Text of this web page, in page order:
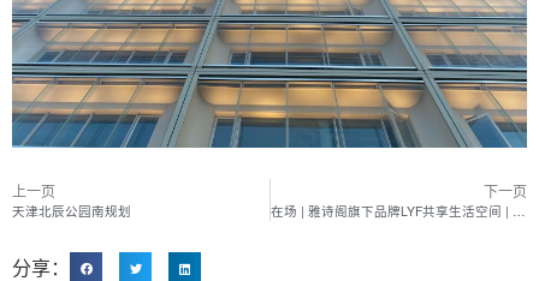
上一页
天津北辰公园南规划
下一页
分享：